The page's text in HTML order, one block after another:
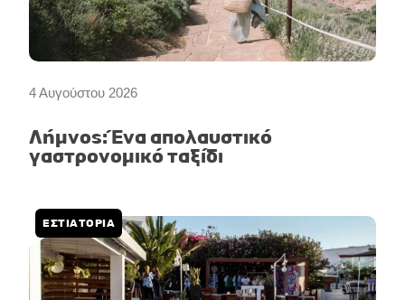
4 Αυγούστου 2026
Λήμνος: Ένα απολαυστικό
γαστρονομικό ταξίδι
ΕΣΤΙΑΤΟΡΙΑ